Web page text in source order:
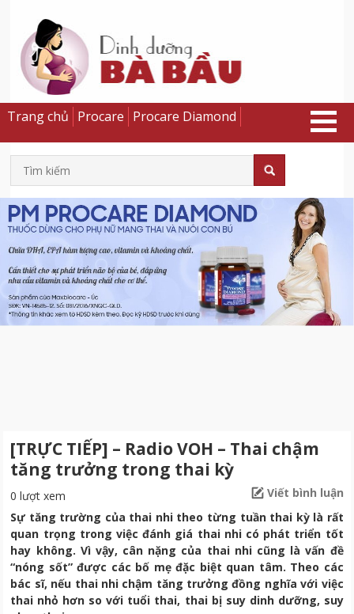
[TRỰC TIẾP] – Radio VOH – Thai chậm
tăng trưởng trong thai kỳ
0 lượt xem
Viết bình luận
Sự tăng trường của thai nhi theo từng tuần thai kỳ là rất
quan trọng trong việc đánh giá thai nhi có phát triển tốt
hay không. Vì vậy, cân nặng của thai nhi cũng là vấn đề
“nóng sốt” được các bố mẹ đặc biệt quan tâm. Theo các
bác sĩ, nếu thai nhi chậm tăng trưởng đồng nghĩa với việc
thai nhỏ hơn so với tuổi thai, thai bị suy dinh dưỡng, suy
Trang chủ Procare Procare Diamond